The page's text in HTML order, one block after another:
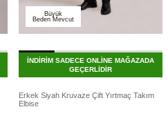
Büyük
Beden Mevcut
İNDİRİM SADECE ONLİNE MAĞAZADA
GEÇERLİDİR
Erkek Siyah Kruvaze Çift Yırtmaç Takım
Elbise